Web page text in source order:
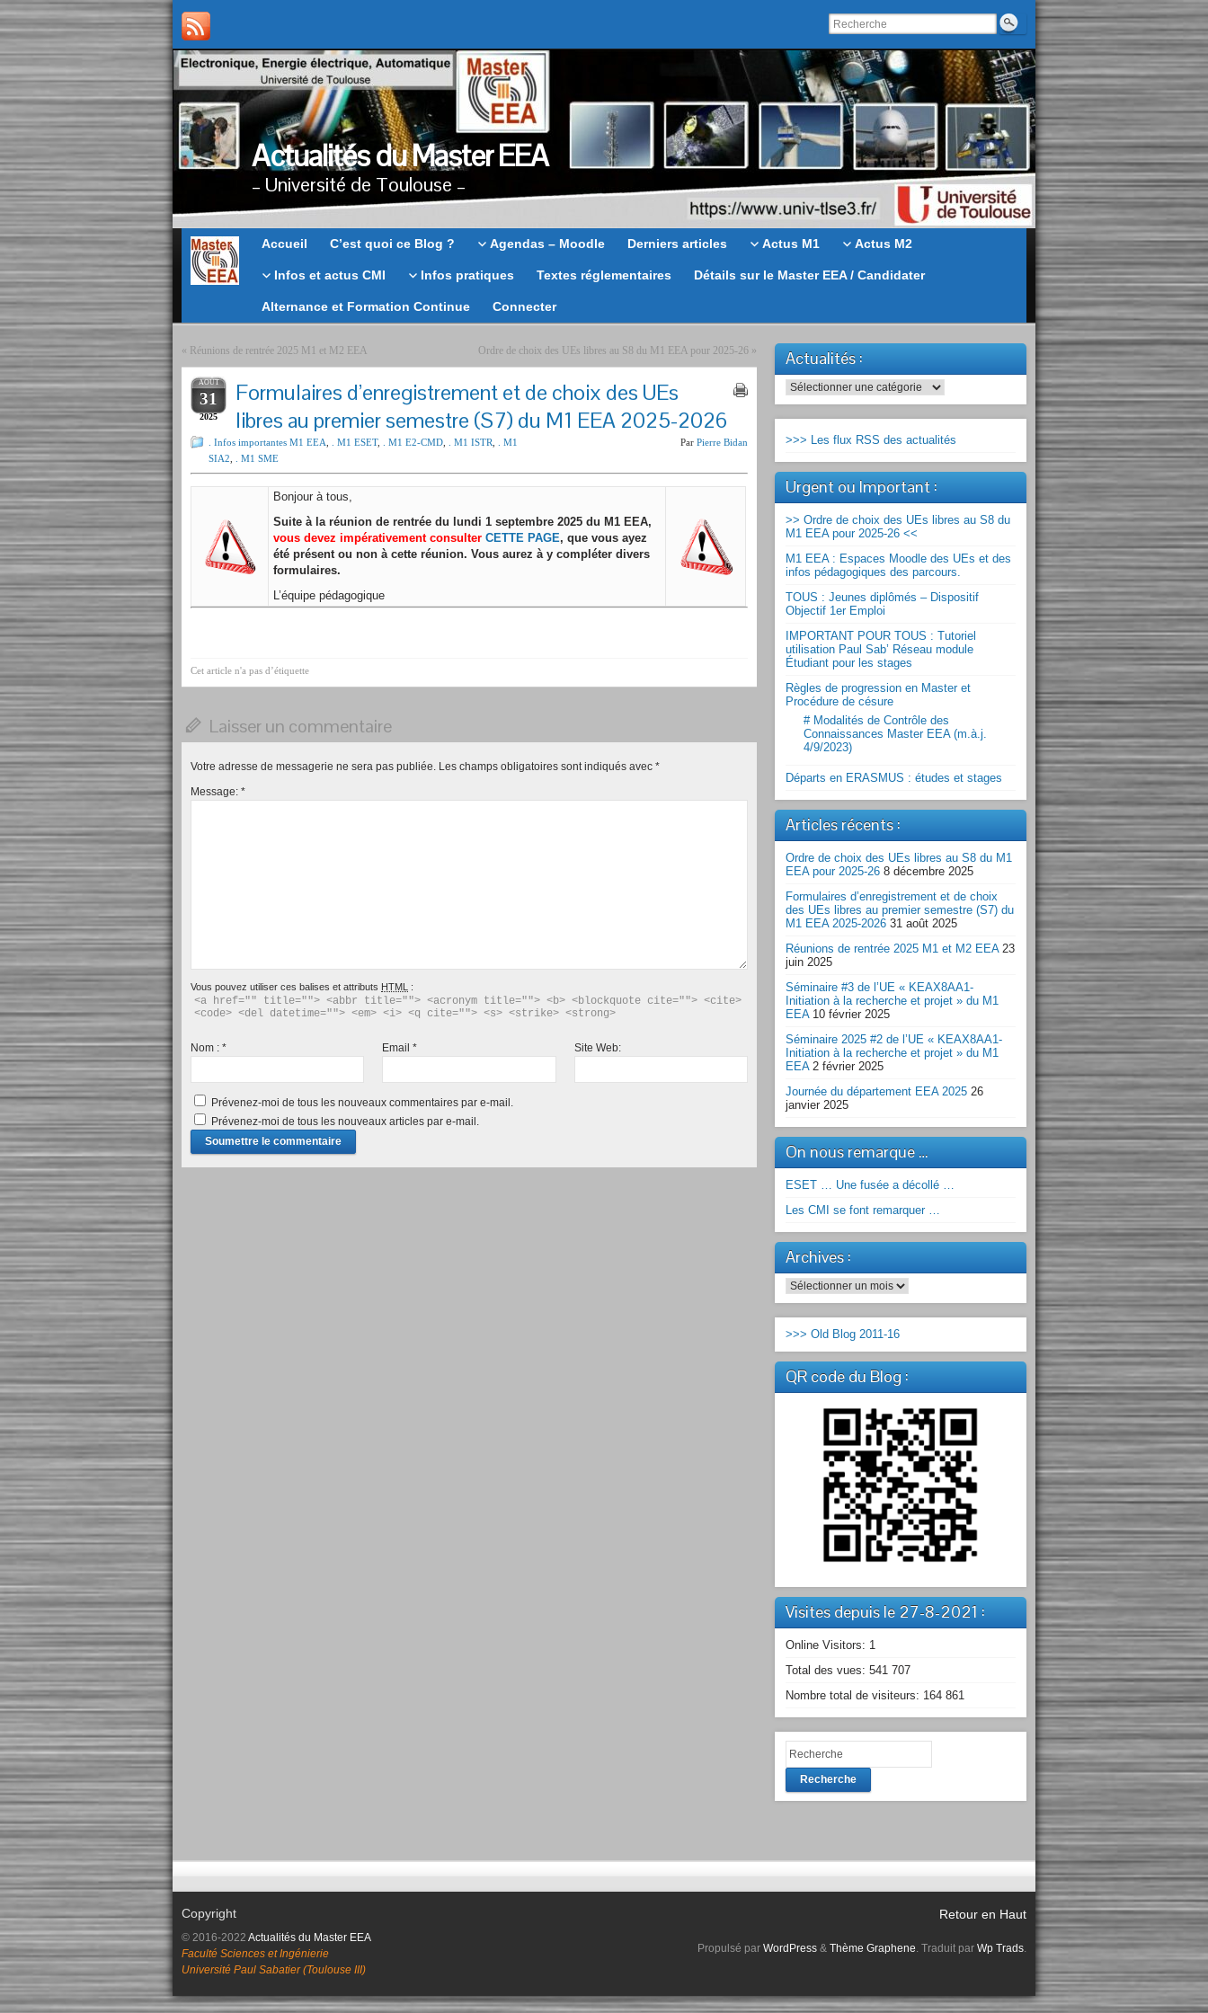
Actualités du Master EEA
– Université de Toulouse –
MasterAccueil C’est quoi ce Blog ? Agendas – Moodle Derniers articles Actus M1 Actus M2
Infos et actus CMI Infos pratiques Textes réglementaires Détails sur le Master EEA / Candidater
Alternance et Formation Continue Connecter
« Réunions de rentrée 2025 M1 et M2 EEA Ordre de choix des UEs libres au S8 du M1 EEA pour 2025-26 »
AOÛT
31
2025
Formulaires d’enregistrement et de choix des UEs
libres au premier semestre (S7) du M1 EEA 2025-2026
. Infos importantes M1 EEA . M1 ESET, . M1 E2-CMD . M1 ISTR
. M1
SIA2
. M1 SME
Par Pierre Bidan
Bonjour à tous,
Suite à la réunion de rentrée du lundi 1 septembre 2025 du M1 EEA,
vous devez impérativement consulter CETTE PAGE, que vous ayez
été présent ou non à cette réunion. Vous aurez à y compléter divers
formulaires.
L’équipe pédagogique
Cet article n'a pas d’étiquette
Laisser un commentaire
Votre adresse de messagerie ne sera pas publiée. Les champs obligatoires sont indiqués avec *
Message: *
Vous pouvez utiliser ces balises et attributs HTML :
<a href="" title=""> <abbr title=""> <acronym title=""> <b> <blockquote cite=""> <cite>
<code> <del datetime=""> <em> <i> <q cite=""> <s> <strike> <strong>
Nom : * Email* Site Web:
Prévenez-moi de tous les nouveaux commentaires par e-mail.
Prévenez-moi de tous les nouveaux articles par e-mail.
Actualités :
Actualités :
>>> Les flux RSS des actualités
Urgent ou Important :
>> Ordre de choix des UEs libres au S8 du
M1 EEA pour 2025-26 <<
M1 EEA : Espaces Moodle des UEs et des
infos pédagogiques des parcours.
TOUS : Jeunes diplômés – Dispositif
Objectif 1er Emploi
IMPORTANT POUR TOUS : Tutoriel
utilisation Paul Sab’ Réseau module
Étudiant pour les stages
Règles de progression en Master et
Procédure de césure
# Modalités de Contrôle des
Connaissances Master EEA (m.à.j.
4/9/2023)
Départs en ERASMUS : études et stages
Articles récents :
Ordre de choix des UEs libres au S8 du M1
EEA pour 2025-26 8 décembre 2025
Formulaires d’enregistrement et de choix
des UEs libres au premier semestre (S7) du
M1 EEA 2025-2026 31 août 2025
Réunions de rentrée 2025 M1 et M2 EEA 23
juin 2025
Séminaire #3 de l’UE « KEAX8AA1-
Initiation à la recherche et projet » du M1
EEA 10 février 2025
Séminaire 2025 #2 de l’UE « KEAX8AA1-
Initiation à la recherche et projet » du M1
EEA 2 février 2025
Journée du département EEA 2025 26
janvier 2025
On nous remarque …
ESET … Une fusée a décollé …
Les CMI se font remarquer …
Archives :
Archives :
>>> Old Blog 2011-16
QR code du Blog :
Visites depuis le 27-8-2021 :
Online Visitors: 1
Total des vues: 541 707
Nombre total de visiteurs: 164 861
Recherche
Copyright
© 2016-2022 Actualités du Master EEA
Faculté Sciences et Ingénierie
Université Paul Sabatier (Toulouse III)
Retour en Haut
Propulsé par WordPress & Thème Graphene . Traduit par Wp Trads